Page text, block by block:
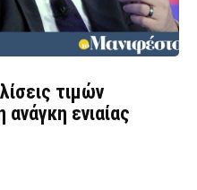
τιμών
ανάγκη ενιαίας